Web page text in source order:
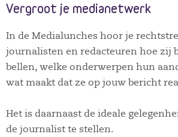
Vergroot je medianetwerk
In de Medialunches hoor je
journalisten en redacteuren hoe zij
bellen, welke onderwerpen hun
wat maakt dat ze op jouw bericht
Het is daarnaast de ideale
de journalist te stellen.